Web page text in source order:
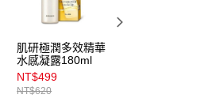
肌研極潤多效精華
水感凝露180ml
NT$499
NT$620